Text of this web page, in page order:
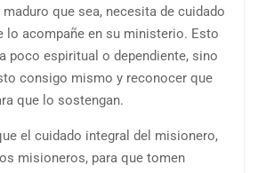
que sea, necesita de cuidado
lo acompañe en su ministerio. Esto
poco espiritual o dependiente, sino
consigo mismo y reconocer que
que lo sostengan.
el cuidado integral del misionero,
misioneros, para que tomen